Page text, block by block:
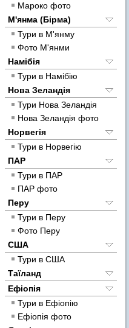
Мароко фото
М'янма (Бірма)
Тури в М'янму
Фото М'янми
Намібія
Тури в Намібію
Нова Зеландія
Тури Нова Зеландія
Нова Зеландія фото
Норвегія
Тури в Норвегію
ПАР
Тури в ПАР
ПАР фото
Перу
Тури в Перу
Фото Перу
США
Тури в США
Таїланд
Ефіопія
Тури в Ефіопію
Ефіопія фото